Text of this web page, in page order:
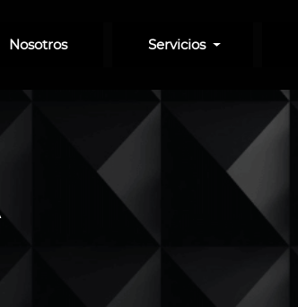
Nosotros Servicios